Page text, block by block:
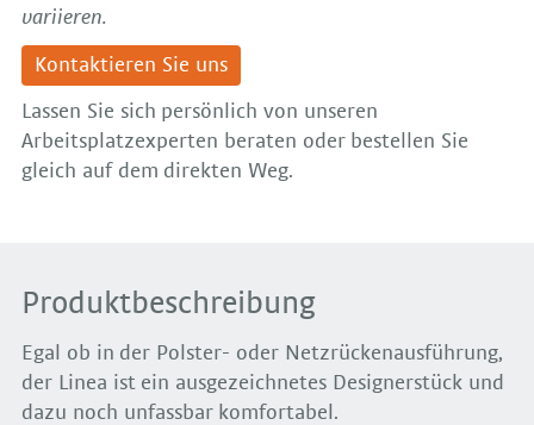
variieren.
Kontaktieren Sie uns
Lassen Sie sich persönlich von unseren
Arbeitsplatzexperten beraten oder bestellen Sie
gleich auf dem direkten Weg.
Produktbeschreibung
Egal ob in der Polster- oder Netzrückenausführung,
der Linea ist ein ausgezeichnetes Designerstück und
dazu noch unfassbar komfortabel.